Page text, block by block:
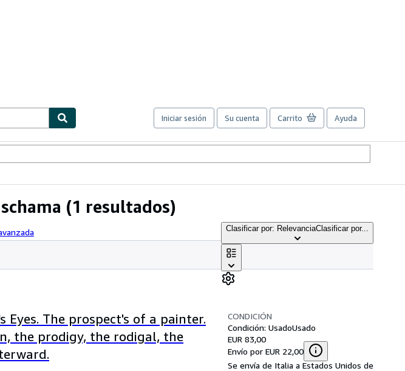
Iniciar sesión Su cuenta Carrito Ayuda
(1 resultados)
Clasificar por: RelevanciaClasificar por...
Eyes. The prospect's of a painter.
the prodigy, the rodigal, the
CONDICIÓN
Condición: UsadoUsado
EUR 83,00
Envío por EUR 22,00
Se envía de Italia a Estados Unidos de